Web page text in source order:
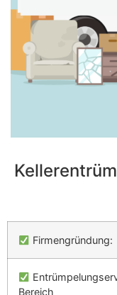
Firmengründung:
Bereich